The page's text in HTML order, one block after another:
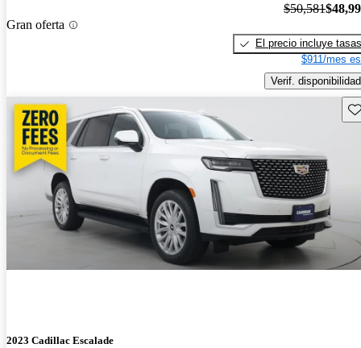
Gran oferta
$50,581
El precio incluye tasas
$911/mes
Verif. disponibilidad
2023 Cadillac Escalade